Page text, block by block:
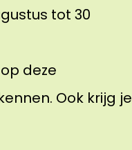
tot 30
deze
Ook krijg je